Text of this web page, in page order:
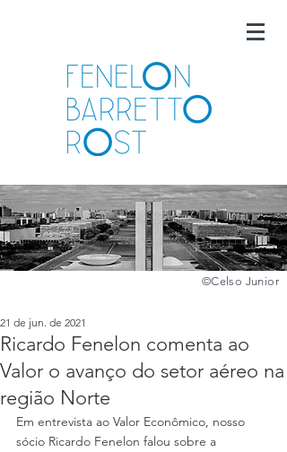
©️Celso Junior
Ricardo Fenelon comenta ao
Valor o avanço do setor aéreo na
região Norte
21 de jun. de 2021
Em entrevista ao Valor Econômico, nosso
sócio Ricardo Fenelon falou sobre a